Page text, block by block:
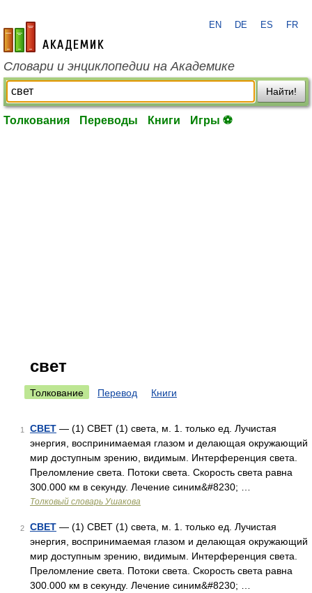
academic.ru
EN DE ES FR
Словари и энциклопедии на Академике
Найти!
Толкования Переводы Книги Игры ⚽
свет
Толкование Перевод Книги
1 СВЕТ — (1) СВЕТ (1) света, м. 1. только ед. Лучистая
энергия, воспринимаемая глазом и делающая окружающий
мир доступным зрению, видимым. Интерференция света.
Преломление света. Потоки света. Скорость света равна
300.000 км в секунду. Лечение синим&#8230; …
Толковый словарь Ушакова
2 СВЕТ — (1) СВЕТ (1) света, м. 1. только ед. Лучистая
энергия, воспринимаемая глазом и делающая окружающий
мир доступным зрению, видимым. Интерференция света.
Преломление света. Потоки света. Скорость света равна
300.000 км в секунду. Лечение синим&#8230; …